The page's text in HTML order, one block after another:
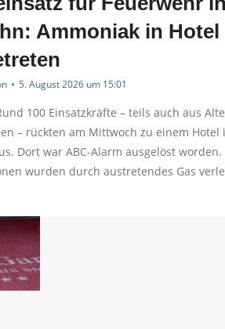
Ammoniak in Hotel
5. August 2026 um 15:01
100 Einsatzkräfte – teils auch aus
– rückten am Mittwoch zu einem Hotel
Dort war ABC-Alarm ausgelöst worden.
wurden durch austretendes Gas